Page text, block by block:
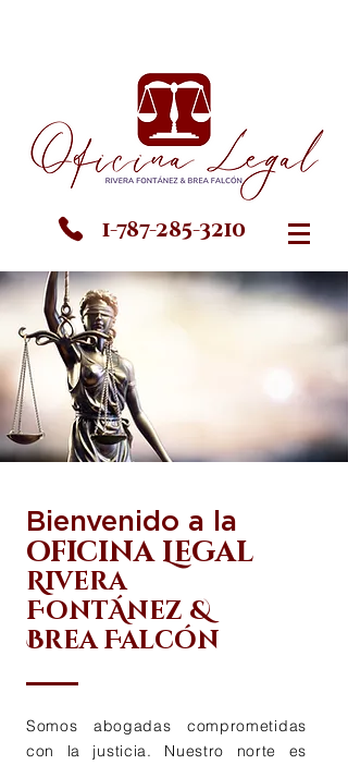
1-787-285-3210
Bienvenido a la
oficina Legal
Rivera
FontÁnez &
Brea Falcón
Somos abogadas comprometidas
con la justicia. Nuestro norte es